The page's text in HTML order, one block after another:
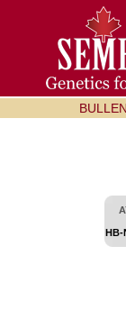
BULLEN
HB-